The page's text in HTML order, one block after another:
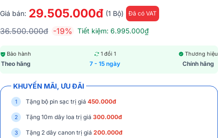
Giá bán: 29.505.000đ (1 Bộ) Đã có VAT
36.500.000đ -19% Tiết kiệm: 6.995.000₫
Bảo hành
Theo hãng
1 đổi 1
7 - 15 ngày
Thương hiệu
Chính hãng
KHUYẾN MÃI, ƯU ĐÃI
Tặng bộ pin sạc trị giá 450.000đ
Tặng 10m dây loa trị giá 300.000đ
Tặng 2 dây canon trị giá 200.000đ